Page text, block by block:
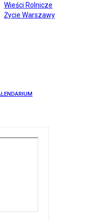
Wieści Rolnicze
Życie Warszawy